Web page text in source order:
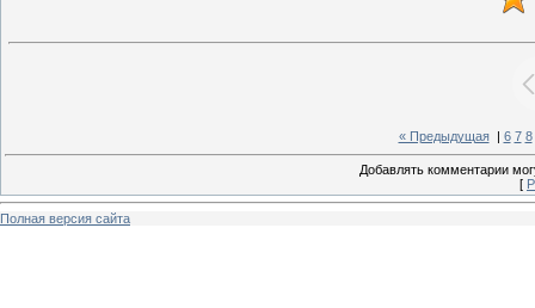
« Предыдущая| 6 7 8
Добавлять комментарии
[
Полная версия сайта